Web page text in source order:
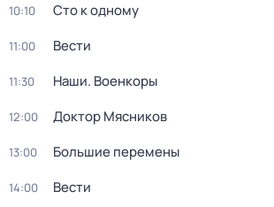
10:10 Сто к одному
11:00 Вести
11:30 Наши. Военкоры
12:00 Доктор Мясников
13:00 Большие перемены
14:00 Вести